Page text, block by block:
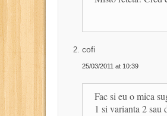
cofi
25/03/2011 at 10:39
Fac si eu o mica
1 si varianta 2 sau